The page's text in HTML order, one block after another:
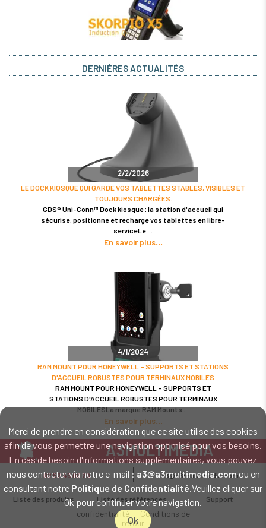
Merci de prendre en considération que ce site utilise des cookies
afin de vous permettre une navigation optimisé pour vos besoins.
En cas de besoin d'informations supplémentaires, vous pouvez
nous contacter via notre e-mail : a3@a3multimedia.comou en
consultant notre Politique de Confidentialité.Veuillez cliquer sur
Ok pour continuer votre navigation.
Ok
DERNIÈRES ACTUALITÉS
2/2/2026
LE DOCK KIOSQUE QUI GARDE VOS TABLETTES STABLES, VISIBLES ET
TOUJOURS CHARGÉES.
GDS® Uni-Conn™ Dock kiosque : la station d'accueil qui
sécurise, positionne et recharge vos tablettes en libre-
serviceLe
En savoir plus
4/1/2024
RAM MOUNT POUR HONEYWELL – SUPPORTS ET STATIONS
D'ACCUEIL ROBUSTES POUR TERMINAUX MOBILES
RAM MOUNT POUR HONEYWELL – SUPPORTS ET
STATIONS D'ACCUEIL ROBUSTES POUR TERMINAUX
MOBILESLa marque RAM Mounts
En savoir plus
A3MULTIMEDIA
LE SPÉCIALISTE MATÉRIEL ET LOGICIEL CODE BARRE
Intervention sur tout le territoire : Cholet - Nantes - Angers - Rennes - Le
Mans - Bordeaux - Paris - Lille - Brest - Toulouse - Marseille - Poitiers -
Caen - Lyon - Reims - Lorient - Vannes - Quimper - Rouen
02 52 45 00 20 a3@a3multimedia.com
Liste des produits Liste des références Support
Mentions légales-Politique de
confidentialité - Conditions de
retour